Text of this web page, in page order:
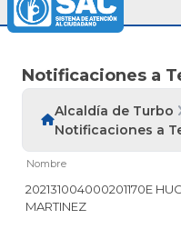
Notificaciones a
Alcaldía de Turbo
Notificaciones a
Nombre
202131004000201170E
MARTINEZ